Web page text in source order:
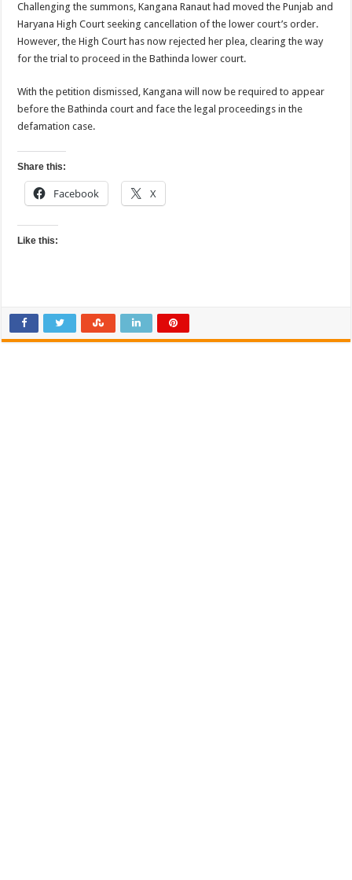
Challenging the summons, Kangana Ranaut had moved the Punjab and
Haryana High Court seeking cancellation of the lower court’s order.
However, the High Court has now rejected her plea, clearing the way
for the trial to proceed in the Bathinda lower court.
With the petition dismissed, Kangana will now be required to appear
before the Bathinda court and face the legal proceedings in the
defamation case.
Share this:
Facebook X
Like this: